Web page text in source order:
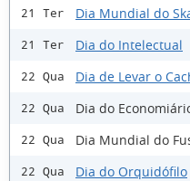
21 Ter Dia Mundial do
21 Ter Dia do Intelectual
22 Qua Dia de Levar o
22 Qua Dia do
22 Qua Dia Mundial do
22 Qua Dia do Orquidófilo